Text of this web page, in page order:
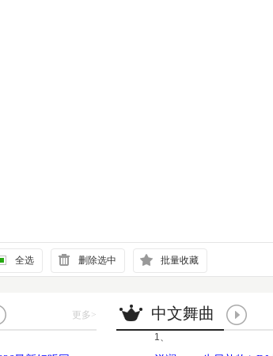
全选 删除选中 批量收藏
更多>
中文舞曲
1、